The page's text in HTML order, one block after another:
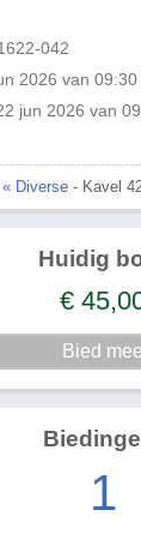
042
2026 van
jun 2026 van
« Diverse - Kavel
Huidig
€
1